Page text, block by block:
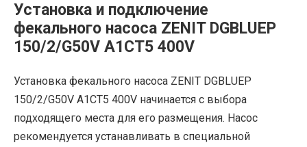
Установка и подключение
фекального насоса ZENIT DGBLUEP
150/2/G50V A1CT5 400V
Установка фекального насоса ZENIT DGBLUEP
150/2/G50V A1CT5 400V начинается с выбора
подходящего места для его размещения. Насос
рекомендуется устанавливать в специальной